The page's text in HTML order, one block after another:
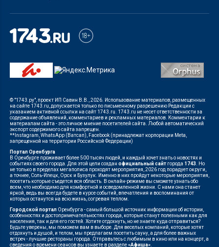
© "1743.ру", проект ИП Савин В.В., 2026. Использование материалов, размещенных
на сайте 1743.ru, допускается только по письменному разрешению Редакции с
указанием активной ссылки на сайт 1743.ru. 1743.ru не несет ответственности за
содержание объявлений, комментариев и рекламных материалов. Комментарии к
материалам сайта - это личное мнение посетителей сайта. Любой автоматический
экспорт содержимого сайта запрещен.
**Instagram, WhatsApp (Ватсап), Facebook (принадлежат корпорации Meta,
запрещенной на территории Российской Федерации)
Портал Оренбурга
В Оренбурге проживает более 500 тысяч людей, и каждый хочет знать о новостях и
событиях своего города. Для этой цели создан официальный сайт города 1743 . Но
не только в пределах мегаполиса проходят мероприятия, 2026 год порадует округи,
а точнее, Соль-Илецк, Орск и Бузулук. Именно в них пройдут некоторые мероприятия,
посетить которые съедется вся область. В онлайн-режиме вы сможете узнать обо
всем, что необходимо для комфортной и осведомленной жизни. С нами она станет
яркой, ведь вы всегда будете в курсе событий, впечатления и воспоминания от
которых останутся на всю жизнь, согревая теплом.
Городской портал Оренбурга - самый большой источник информации об истории,
особенностях и достопримечательностях города, которые станут полезными как для
населения, так и для его гостей. Хотите отдохнуть, но не знаете куда отправиться?
Будьте уверены, мы поможем вам в выборе. Для веселых компаний, которые хотят
отдохнуть и душой, и телом, мы предлагаем посетить сауну, а для более важных
встреч - лучшие рестораны города. Отправьтесь с любимым в кино или на концерт, а
сведения о времени сеансов вы узнаете в разделе«Афиша»